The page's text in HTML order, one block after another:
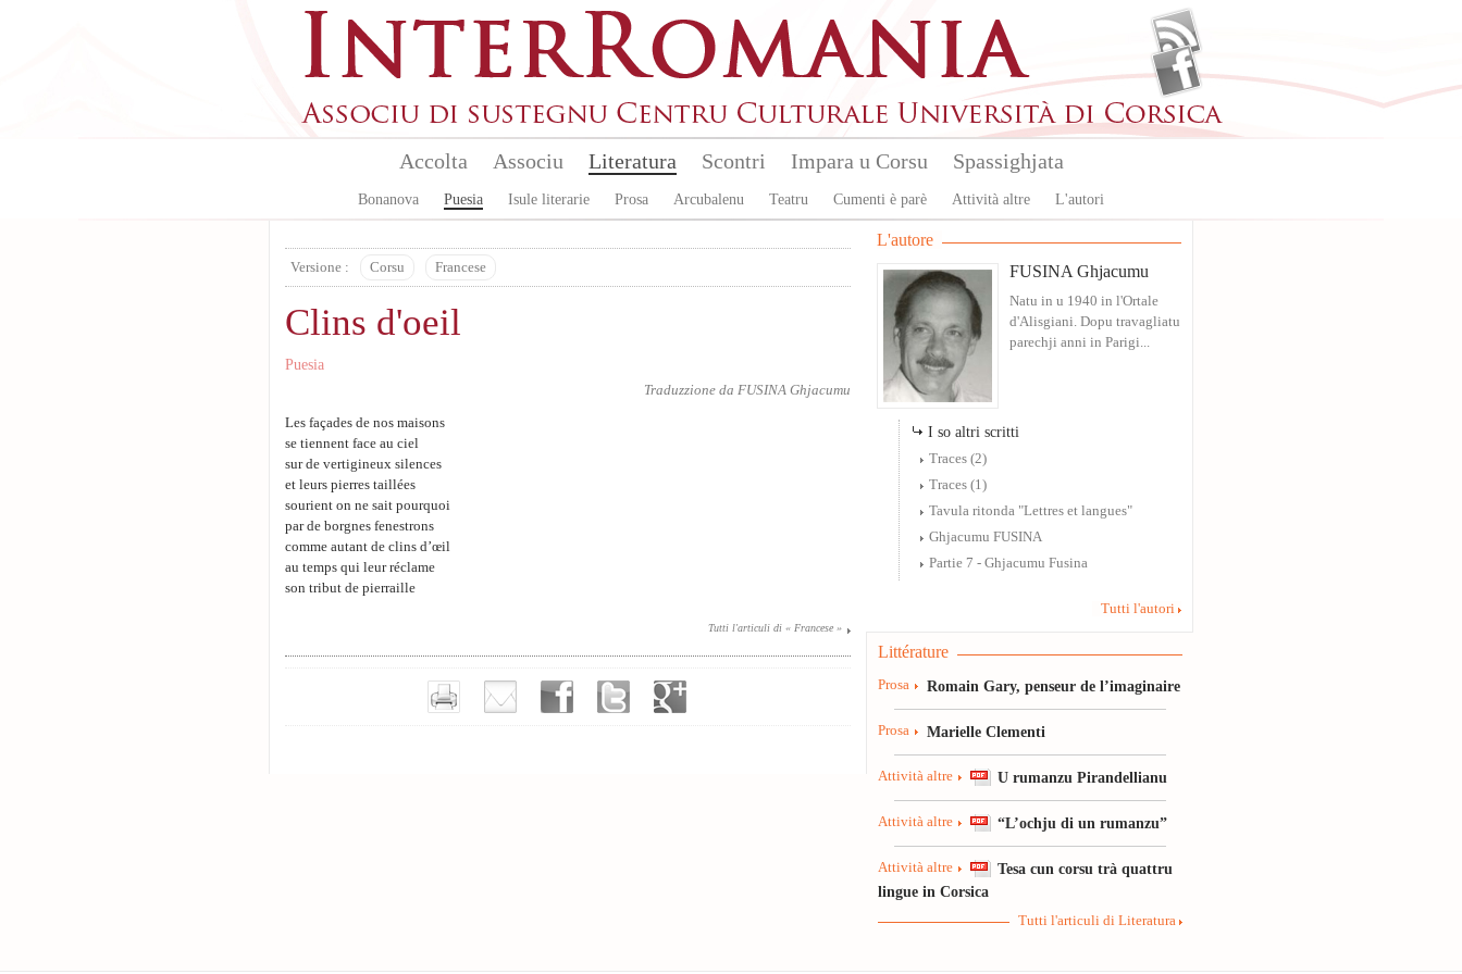
Accolta Associu Literatura
Bonanova Puesia Isule literarie Prosa Arcubalenu Teatru Cumenti è parè Attività altre L'autori
Scontri Impara u Corsu Spassighjata
Versione : Corsu Francese
Clins d'oeil
Puesia
Traduzzione da FUSINA Ghjacumu
Les façades de nos maisons
se tiennent face au ciel
sur de vertigineux silences
et leurs pierres taillées
sourient on ne sait pourquoi
par de borgnes fenestrons
comme autant de clins d’œil
au temps qui leur réclame
son tribut de pierraille
Tutti l'articuli di « Francese »
L'autore
FUSINA Ghjacumu
Natu in u 1940 in l'Ortale
d'Alisgiani. Dopu travagliatu
parechji anni in Parigi...
I so altri scritti
Traces (2)
Traces (1)
Tavula ritonda "Lettres et langues"
Ghjacumu FUSINA
Partie 7 - Ghjacumu Fusina
Tutti l'autori
Littérature
Prosa Romain Gary, penseur de l’imaginaire
Prosa Marielle Clementi
Attività altre U rumanzu Pirandellianu
Attività altre “L’ochju di un rumanzu”
Attività altre
Tesa cun corsu trà quattru
lingue in Corsica
Tutti l'articuli di Literatura